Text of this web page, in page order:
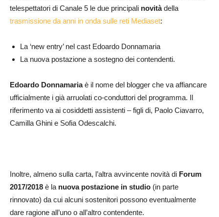
telespettatori di Canale 5 le due principali novitàdella
trasmissione da anni in onda sulle reti Mediaset:
La ‘new entry’ nel cast Edoardo Donnamaria
La nuova postazione a sostegno dei contendenti.
Edoardo Donnamariaè il nome del blogger che va affiancare
ufficialmente i già arruolati co-conduttori del programma. Il
riferimento va ai cosiddetti assistenti – figli di, Paolo Ciavarro,
Camilla Ghini e Sofia Odescalchi.
Inoltre, almeno sulla carta, l’altra avvincente novità di Forum
2017/2018 è la nuova postazione in studio (in parte
rinnovato) da cui alcuni sostenitori possono eventualmente
dare ragione all’uno o all’altro contendente.